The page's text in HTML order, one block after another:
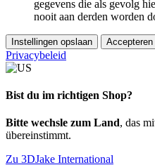
gegevens die als gevolg
nooit aan derden worden
Instellingen opslaan Accepteren
Privacybeleid
Bist du im richtigen Shop?
Bitte wechsle zum Land, das
übereinstimmt.
Zu 3DJake International